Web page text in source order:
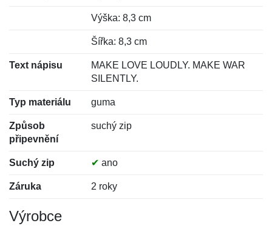
Výška: 8,3 cm
Šířka: 8,3 cm
Text nápisu
MAKE LOVE LOUDLY. MAKE WAR
SILENTLY.
Typ materiálu guma
Způsob
připevnění
suchý zip
Suchý zip ✔ ano
Záruka 2 roky
Výrobce